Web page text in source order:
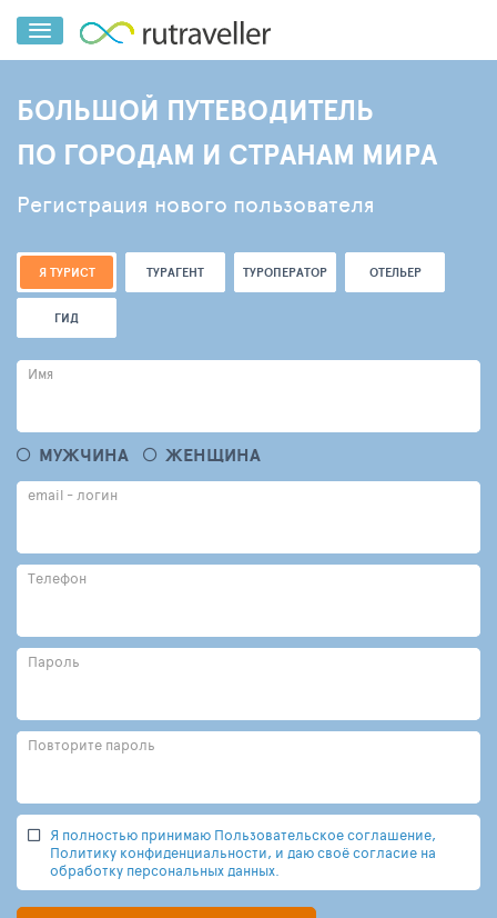
БОЛЬШОЙ ПУТЕВОДИТЕЛЬ
ПО ГОРОДАМ И СТРАНАМ МИРА
Регистрация нового пользователя
Я ТУРИСТ ТУРАГЕНТ ТУРОПЕРАТОР ОТЕЛЬЕР
ГИД
Имя
МУЖЧИНА ЖЕНЩИНА
email - логин
Телефон
Пароль
Повторите пароль
Я полностью принимаю Пользовательское соглашение,
Политику конфиденциальности, и даю своё согласие на
обработку персональных данных.